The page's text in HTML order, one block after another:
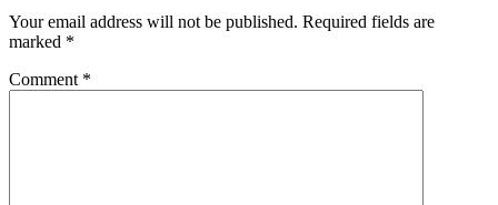
Your email address will not be published. Required fields are
marked *
Comment *